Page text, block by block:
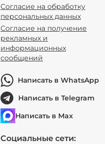
Согласие на обработку
персональных данных
Согласие на получение
рекламных и
информационных
сообщений
Написать в WhatsApp
Написать в Telegram
Написать в Max
Социальные сети: